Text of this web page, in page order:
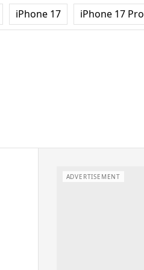
iPhone 17 iPhone 17 Pro
ADVERTISEMENT